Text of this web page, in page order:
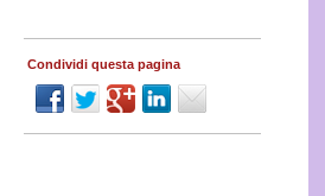
Condividi questa pagina